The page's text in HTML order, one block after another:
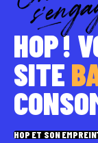
HOP !
SITE
HOP ET SON